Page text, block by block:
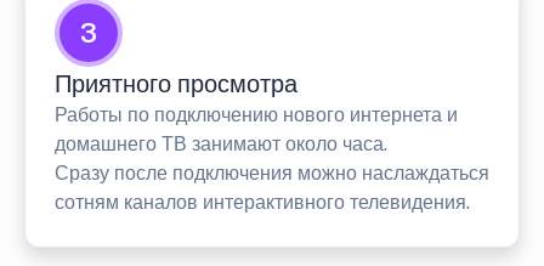
3
Приятного просмотра
Работы по подключению нового интернета и
домашнего ТВ занимают около часа.
Сразу после подключения можно наслаждаться
сотням каналов интерактивного телевидения.